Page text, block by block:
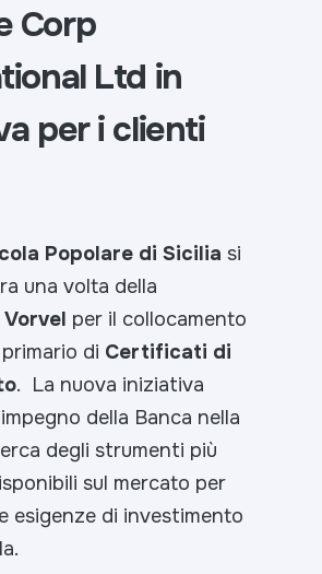
Corp
Ltd in
per i clienti
Popolare di Sicilia si
una volta della
Vorvel per il collocamento
di Certificati di
. La nuova iniziativa
della Banca nella
degli strumenti più
sul mercato per
esigenze di investimento